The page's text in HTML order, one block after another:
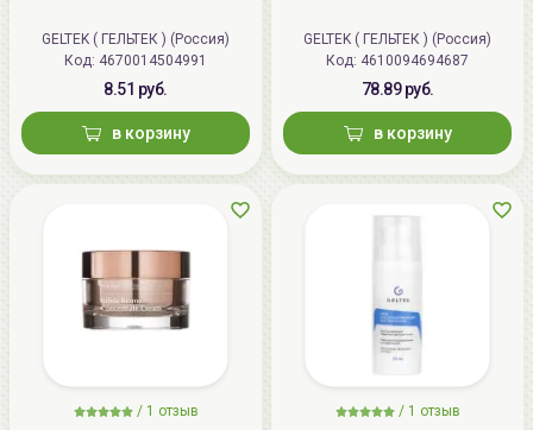
GELTEK ( ГЕЛЬТЕК ) (Россия)
Код: 4670014504991
8.51 руб.
в корзину
GELTEK ( ГЕЛЬТЕК ) (Россия)
Код: 4610094694687
78.89 руб.
в корзину
/ 1 отзыв
/ 1 отзыв